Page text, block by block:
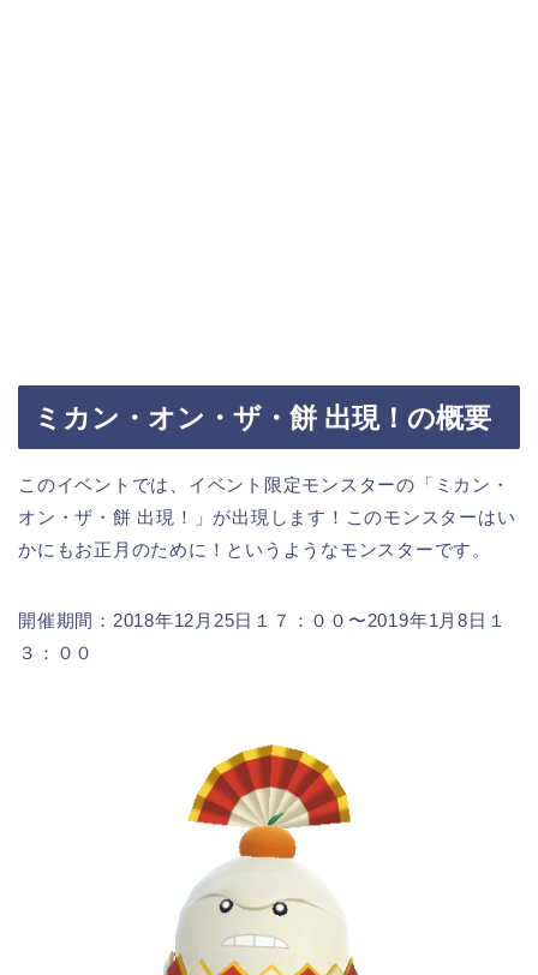
ミカン・オン・ザ・餅 出現！の概要
このイベントでは、イベント限定モンスターの「ミカン・
オン・ザ・餅 出現！」が出現します！このモンスターはい
かにもお正月のために！というようなモンスターです。
開催期間：2018年12月25日１７：００〜2019年1月8日１
３：００